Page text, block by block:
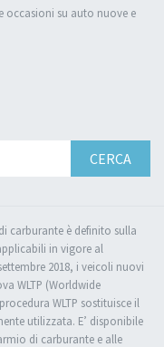
occasioni su auto nuove e
CERCA
carburante è definito sulla
in vigore al
2018, i veicoli nuovi
WLTP (Worldwide
WLTP sostituisce il
utilizzata. E’ disponibile
di carburante e alle